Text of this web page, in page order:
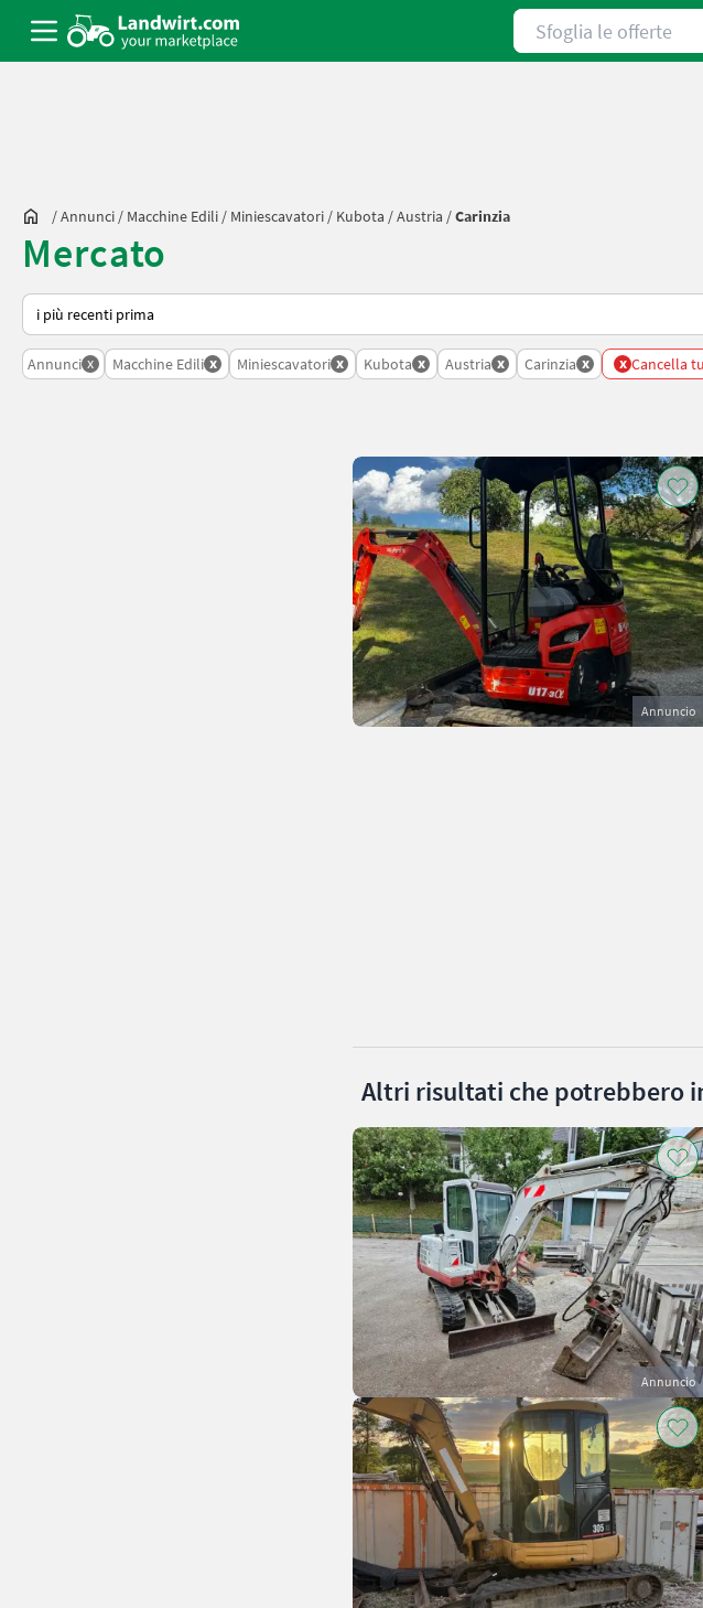
Sfoglia le offerte
/Annunci / Macchine Edili / Miniescavatori / Kubota /Austria /Carinzia
Mercato
Ecco come viene ordinato su Landwirt.com
Annunci x Macchine Edili x Miniescavatori x Kubota x Austria x Carinzia x x Cancella
Annuncio
Altri risultati che potrebbero
Annuncio